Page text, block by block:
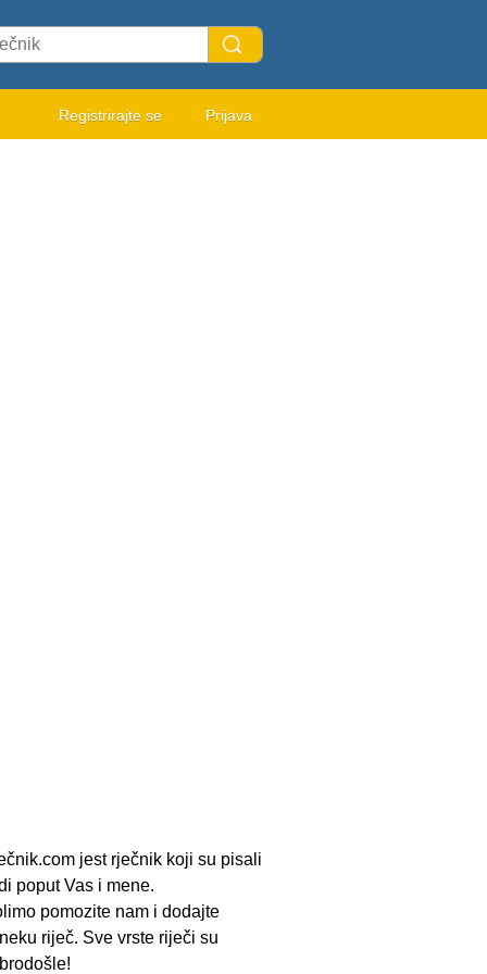
Registrirajte se Prijava
jest rječnik koji su pisali
poput Vas i mene.
pomozite nam i dodajte
riječ. Sve vrste riječi su